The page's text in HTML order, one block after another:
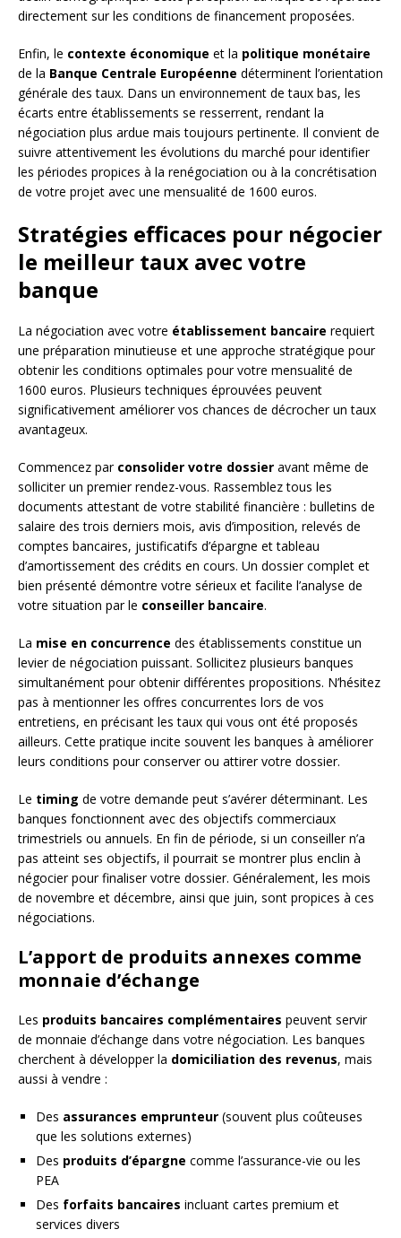
directement sur les conditions de financement proposées.
Enfin, le contexte économique et la politique monétaire
de la Banque Centrale Européenne déterminent l’orientation
générale des taux. Dans un environnement de taux bas, les
écarts entre établissements se resserrent, rendant la
négociation plus ardue mais toujours pertinente. Il convient de
suivre attentivement les évolutions du marché pour identifier
les périodes propices à la renégociation ou à la concrétisation
de votre projet avec une mensualité de 1600 euros.
Stratégies efficaces pour négocier
le meilleur taux avec votre
banque
La négociation avec votre établissement bancaire requiert
une préparation minutieuse et une approche stratégique pour
obtenir les conditions optimales pour votre mensualité de
1600 euros. Plusieurs techniques éprouvées peuvent
significativement améliorer vos chances de décrocher un taux
avantageux.
Commencez par consolider votre dossier avant même de
solliciter un premier rendez-vous. Rassemblez tous les
documents attestant de votre stabilité financière : bulletins de
salaire des trois derniers mois, avis d’imposition, relevés de
comptes bancaires, justificatifs d’épargne et tableau
d’amortissement des crédits en cours. Un dossier complet et
bien présenté démontre votre sérieux et facilite l’analyse de
votre situation par le conseiller bancaire.
La mise en concurrence des établissements constitue un
levier de négociation puissant. Sollicitez plusieurs banques
simultanément pour obtenir différentes propositions. N’hésitez
pas à mentionner les offres concurrentes lors de vos
entretiens, en précisant les taux qui vous ont été proposés
ailleurs. Cette pratique incite souvent les banques à améliorer
leurs conditions pour conserver ou attirer votre dossier.
Le timing de votre demande peut s’avérer déterminant. Les
banques fonctionnent avec des objectifs commerciaux
trimestriels ou annuels. En fin de période, si un conseiller n’a
pas atteint ses objectifs, il pourrait se montrer plus enclin à
négocier pour finaliser votre dossier. Généralement, les mois
de novembre et décembre, ainsi que juin, sont propices à ces
négociations.
L’apport de produits annexes comme
monnaie d’échange
Les produits bancaires complémentaires peuvent servir
de monnaie d’échange dans votre négociation. Les banques
cherchent à développer la domiciliation des revenus, mais
aussi à vendre :
Des assurances emprunteur (souvent plus coûteuses
que les solutions externes)
Des produits d’épargne comme l’assurance-vie ou les
PEA
Des forfaits bancaires incluant cartes premium et
services divers